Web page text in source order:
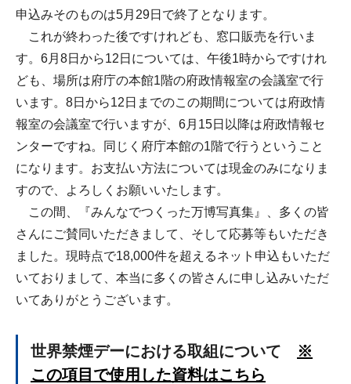
申込みそのものは5月29日で終了となります。
これが終わった後ですけれども、窓口販売を行いま
す。6月8日から12日については、午後1時からですけれ
ども、場所は府庁の本館1階の府政情報室の会議室で行
います。8日から12日までのこの期間については府政情
報室の会議室で行いますが、6月15日以降は府政情報セ
ンターですね。同じく府庁本館の1階で行うということ
になります。お支払い方法については現金のみになりま
すので、よろしくお願いいたします。
この間、『みんなでつくった万博写真集』、多くの皆
さんにご賛同いただきまして、そして応募等もいただき
ました。現時点で18,000件を超えるネット申込もいただ
いておりまして、本当に多くの皆さんに申し込みいただ
いてありがとうございます。
世界禁煙デーにおける取組について ※
この項目で使用した資料はこちら